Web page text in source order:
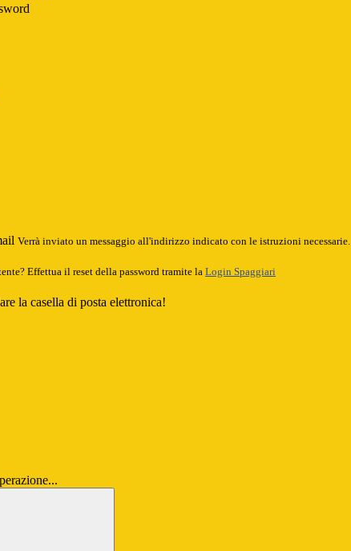
Verrà inviato un messaggio all'indirizzo indicato con le istruzioni necessarie.
Effettua il reset della password tramite la Login Spaggiari
la casella di posta elettronica!